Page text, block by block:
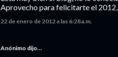
Aprovecho para felicitarte el 2012,
22 de enero de 2012 a las 6:28 a.m.
Anónimo dijo…